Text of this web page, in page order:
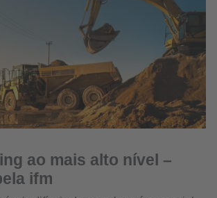
ao mais alto nível –
ifm